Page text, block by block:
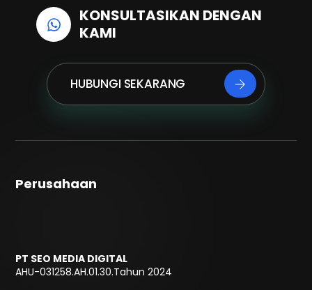
KONSULTASIKAN DENGAN
KAMI
HUBUNGI SEKARANG
Perusahaan
PT SEO MEDIA DIGITAL
AHU-031258.AH.01.30.Tahun 2024